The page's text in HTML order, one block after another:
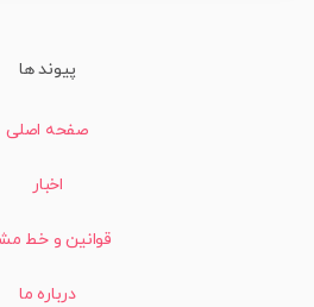
پیوند ها
صفحه اصلی
اخبار
قوانین و خط مشی
درباره ما